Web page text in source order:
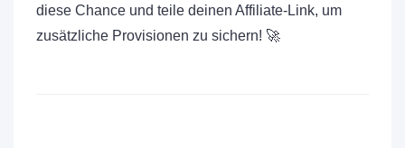
diese Chance und teile deinen Affiliate-Link, um
zusätzliche Provisionen zu sichern! 🚀